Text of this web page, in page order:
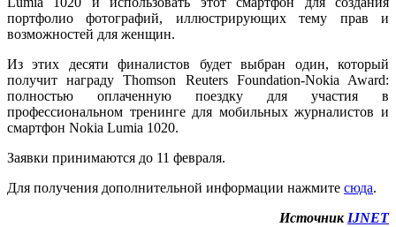
портфолио фотографий, иллюстрирующих тему прав и
возможностей для женщин.
Из этих десяти финалистов будет выбран один, который
получит награду Thomson Reuters Foundation-Nokia Award:
полностью оплаченную поездку для участия в
профессиональном тренинге для мобильных журналистов и
смартфон Nokia Lumia 1020.
Заявки принимаются до 11 февраля.
Для получения дополнительной информации нажмите сюда.
Источник IJNET